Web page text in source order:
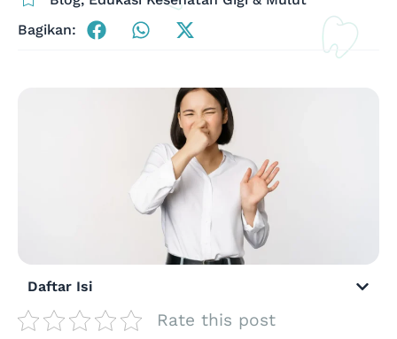
Bagikan:
Daftar Isi
Rate this post